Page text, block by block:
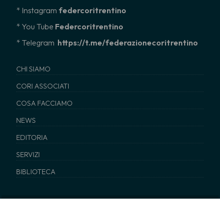
* Instagram federcoritrentino
* You Tube Federcoritrentino
* Telegram https://t.me/federazionecoritrentino
CHI SIAMO
CORI ASSOCIATI
COSA FACCIAMO
NEWS
EDITORIA
SERVIZI
BIBLIOTECA